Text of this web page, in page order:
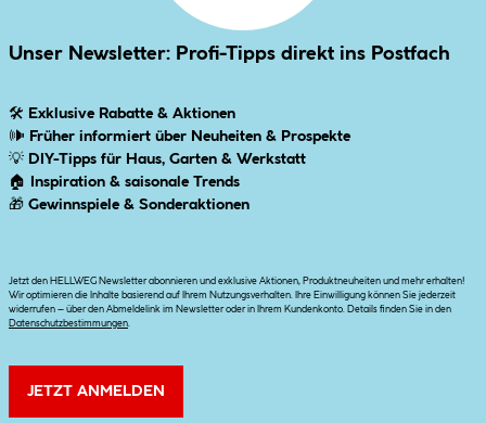
Unser Newsletter: Profi-Tipps direkt ins Postfach
🛠 Exklusive Rabatte & Aktionen
🕪 Früher informiert über Neuheiten & Prospekte
💡 DIY-Tipps für Haus, Garten & Werkstatt
🏠
Inspiration & saisonale Trends
🎁 Gewinnspiele & Sonderaktionen
Jetzt den HELLWEG Newsletter abonnieren und exklusive Aktionen, Produktneuheiten und mehr erhalten!
Wir optimieren die Inhalte basierend auf Ihrem Nutzungsverhalten. Ihre Einwilligung können Sie jederzeit
widerrufen – über den Abmeldelink im Newsletter oder in Ihrem Kundenkonto. Details finden Sie in den
Datenschutzbestimmungen
JETZT ANMELDEN